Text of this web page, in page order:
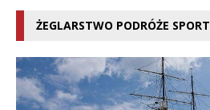
ŻEGLARSTWO PODRÓŻE SPORT